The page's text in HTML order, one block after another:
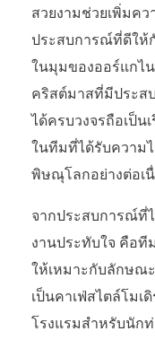
สวยงามช่วยเพิ่มค
ประสบการณ์ที่ดีให้
ในมุมของออร์แกไ
คริสต์มาสที่มีประส
ได้ครบวงจรถือเป็น
ในทีมที่ได้รับความ
พิษณุโลกอย่างต่อเ
จากประสบการณ์ที่
งานประทับใจ คือที
ให้เหมาะกับลักษณ
เป็นคาเฟ่สไตล์โม
โรงแรมสำหรับนัก